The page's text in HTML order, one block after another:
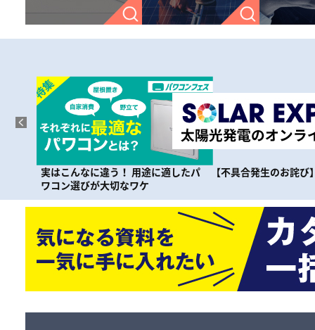
【不具合発生のお詫び】 【不具合の修正が完了